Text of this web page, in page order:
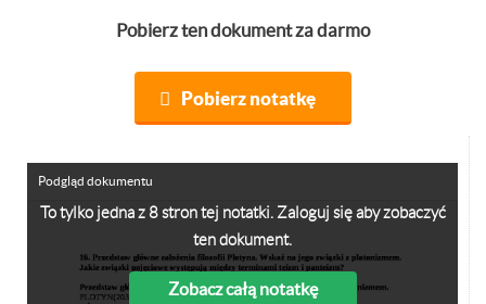
Pobierz ten dokument za darmo
Pobierz notatkę
To tylko jedna z 8 stron tej notatki. Zaloguj się aby zobaczyć
ten dokument.
Zobacz całą notatkę
Podgląd dokumentu